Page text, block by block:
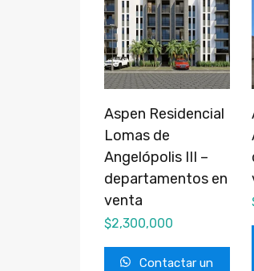
Aspen Residencial
Lomas de
Angelópolis III –
departamentos en
venta
$2,300,000
Contactar un